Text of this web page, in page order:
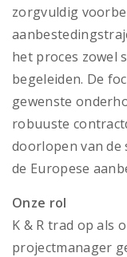
zorgvuldig
het proces zowel
begeleiden. De
gewenste
robuuste
doorlopen van de
de Europese
Onze rol
K & R trad op als
projectmanager